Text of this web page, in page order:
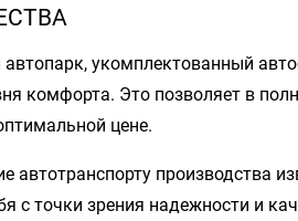
укомплектованный
комфорта. Это позволяет в
цене.
автотранспорту производства
с точки зрения надежности и